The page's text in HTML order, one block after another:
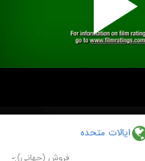
ایالات متحده
فروش (جهانی):